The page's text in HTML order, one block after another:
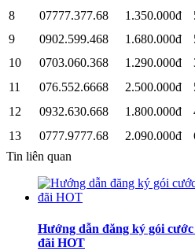
8
07777.377.68 1.350.000đ
9
0902.599.468 1.680.000đ
10
0703.060.368 1.290.000đ
11
076.552.6668 2.500.000đ
12
0932.630.668 1.800.000đ
13
0777.9777.68 2.090.000đ
Tin liên quan
Hướng dẫn đăng ký gói
đãi HOT